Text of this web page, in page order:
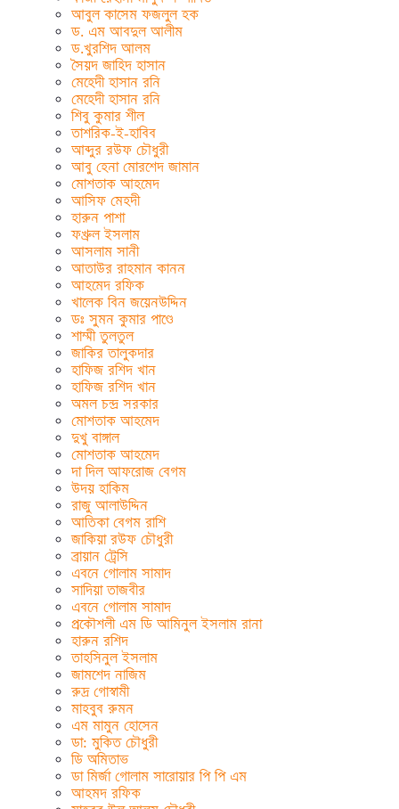
আবুল কাসেম ফজলুল হক
ড. এম আবদুল আলীম
ড.খুরশিদ আলম
সৈয়দ জাহিদ হাসান
মেহেদী হাসান রনি
মেহেদী হাসান রনি
শিবু কুমার শীল
তাশরিক-ই-হাবিব
আব্দুর রউফ চৌধুরী
আবু হেনা মোরশেদ জামান
মোশতাক আহমেদ
আসিফ মেহদী
হারুন পাশা
ফখ্রুল ইসলাম
আসলাম সানী
আতাউর রাহমান কানন
আহমেদ রফিক
খালেক বিন জয়েনউদ্দিন
ডঃ সুমন কুমার পাণ্ডে
শাম্মী তুলতুল
জাকির তালুকদার
হাফিজ রশিদ খান
হাফিজ রশিদ খান
অমল চন্দ্র সরকার
মোশতাক আহমেদ
দুখু বাঙ্গাল
মোশতাক আহমেদ
দা দিল আফরোজ বেগম
উদয় হাকিম
রাজু আলাউদ্দিন
আতিকা বেগম রাশি
জাকিয়া রউফ চৌধুরী
ব্রায়ান ট্রেসি
এবনে গোলাম সামাদ
সাদিয়া তাজবীর
এবনে গোলাম সামাদ
প্রকৌশলী এম ডি আমিনুল ইসলাম রানা
হারুন রশিদ
তাহসিনুল ইসলাম
জামশেদ নাজিম
রুদ্র গোস্বামী
মাহবুব রুমন
এম মামুন হোসেন
ডা: মুকিত চৌধুরী
ডি অমিতাভ
ডা মির্জা গোলাম সারোয়ার পি পি এম
আহমদ রফিক